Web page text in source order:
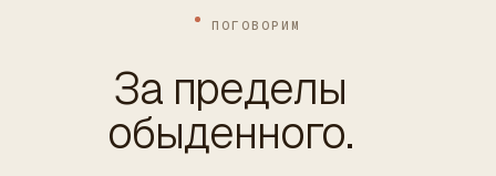
ПОГОВОРИМ
За пределы
обыденного.